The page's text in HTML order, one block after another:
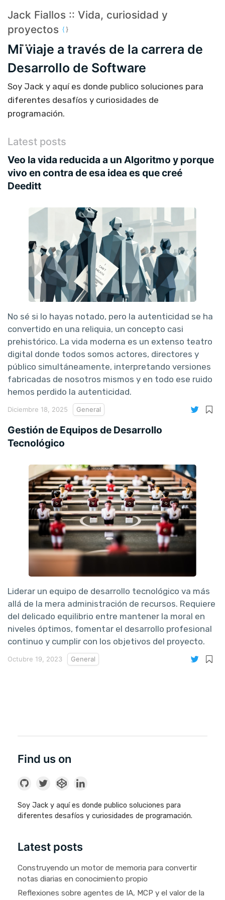
Jack Fiallos :: Vida, curiosidad y
proyectos
Mi viaje a través de la carrera de
Desarrollo de Software
Soy Jack y aquí es donde publico soluciones para
diferentes desafíos y curiosidades de
programación.
Latest posts
Veo la vida reducida a un Algoritmo y porque
vivo en contra de esa idea es que creé
Deeditt
No sé si lo hayas notado, pero la autenticidad se ha
convertido en una reliquia, un concepto casi
prehistórico. La vida moderna es un extenso teatro
digital donde todos somos actores, directores y
público simultáneamente, interpretando versiones
fabricadas de nosotros mismos y en todo ese ruido
hemos perdido la autenticidad.
Diciembre 18, 2025 General
Gestión de Equipos de Desarrollo
Tecnológico
Liderar un equipo de desarrollo tecnológico va más
allá de la mera administración de recursos. Requiere
del delicado equilibrio entre mantener la moral en
niveles óptimos, fomentar el desarrollo profesional
continuo y cumplir con los objetivos del proyecto.
Octubre 19, 2023 General
Find us on
Soy Jack y aquí es donde publico soluciones para
diferentes desafíos y curiosidades de programación.
Latest posts
Construyendo un motor de memoria para convertir
notas diarias en conocimiento propio
Reflexiones sobre agentes de IA, MCP y el valor de la